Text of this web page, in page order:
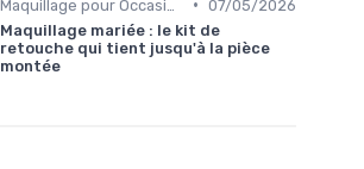
• 07/05/2026
Maquillage mariée : le kit de
retouche qui tient jusqu'à la pièce
montée